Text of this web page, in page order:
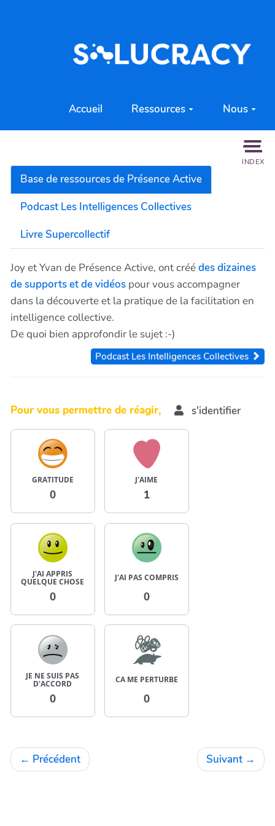
Accueil Ressources Nous
INDEX
Base de ressources de Présence Active
Podcast Les Intelligences Collectives
Livre Supercollectif
Joy et Yvan de Présence Active, ont créédes dizaines
de supports et de vidéos pour vous accompagner
dans la découverte et la pratique de la facilitation en
intelligence collective.
De quoi bien approfondir le sujet :-)
Podcast Les Intelligences Collectives
Pour vous permettre de réagir, s'identifier
GRATITUDE
0
J'AIME
1
J'AI APPRIS
QUELQUE CHOSE
0
J'AI PAS COMPRIS
0
JE NE SUIS PAS
D'ACCORD
0
CA ME PERTURBE
0
← Précédent Suivant →